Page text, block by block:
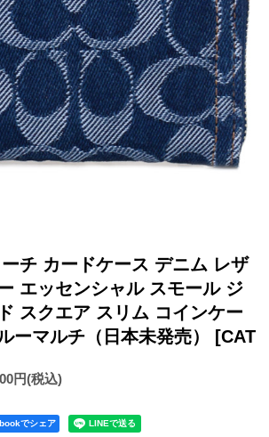
ーチ カードケース デニム レザ
エッセンシャル スモール ジ
スクエア スリム コインケー
ーマルチ（日本未発売） [CAT
円(税込)
でシェア